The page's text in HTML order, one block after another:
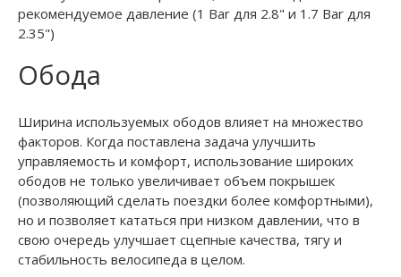
рекомендуемое давление (1 Bar для 2.8" и 1.7 Bar для
2.35")
Обода
Ширина используемых ободов влияет на множество
факторов. Когда поставлена задача улучшить
управляемость и комфорт, использование широких
ободов не только увеличивает объем покрышек
(позволяющий сделать поездки более комфортными),
но и позволяет кататься при низком давлении, что в
свою очередь улучшает сцепные качества, тягу и
стабильность велосипеда в целом.